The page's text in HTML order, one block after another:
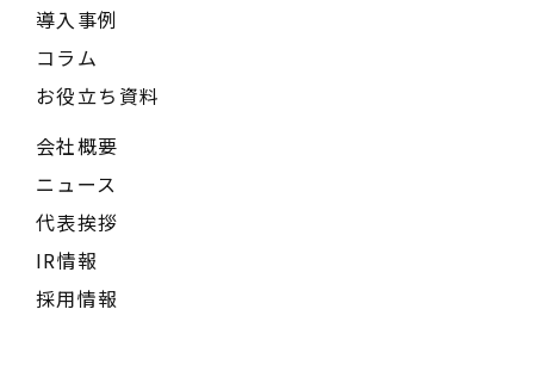
導入事例
コラム
お役立ち資料
会社概要
ニュース
代表挨拶
IR情報
採用情報